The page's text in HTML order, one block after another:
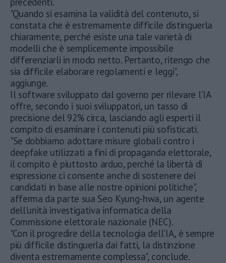
"Quando si esamina la validità del contenuto, si
constata che è estremamente difficile distinguerla
chiaramente, perché esiste una tale varietà di
modelli che è semplicemente impossibile
differenziarli in modo netto. Pertanto, ritengo che
sia difficile elaborare regolamenti e leggi",
aggiunge.
Il software sviluppato dal governo per rilevare l'IA
offre, secondo i suoi sviluppatori, un tasso di
precisione del 92% circa, lasciando agli esperti il
compito di esaminare i contenuti più sofisticati.
"Se dobbiamo adottare misure globali contro i
deepfake utilizzati a fini di propaganda elettorale,
il compito è piuttosto arduo, perché la libertà di
espressione ci consente anche di sostenere dei
candidati in base alle nostre opinioni politiche",
afferma da parte sua Seo Kyung-hwa, un agente
dell'unità investigativa informatica della
Commissione elettorale nazionale (NEC).
"Con il progredire della tecnologia dell'IA, è sempre
più difficile distinguerla dai fatti, la distinzione
diventa estremamente complessa", conclude.